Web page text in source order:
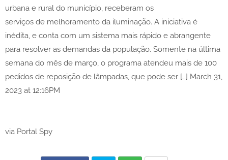
urbana e rural do município, receberam os
serviços de melhoramento da iluminação. A iniciativa é
inédita, e conta com um sistema mais rápido e abrangente
para resolver as demandas da população. Somente na última
semana do mês de março, o programa atendeu mais de 100
pedidos de reposição de lâmpadas, que pode ser […] March 31,
2023 at 12:16PM
via Portal Spy